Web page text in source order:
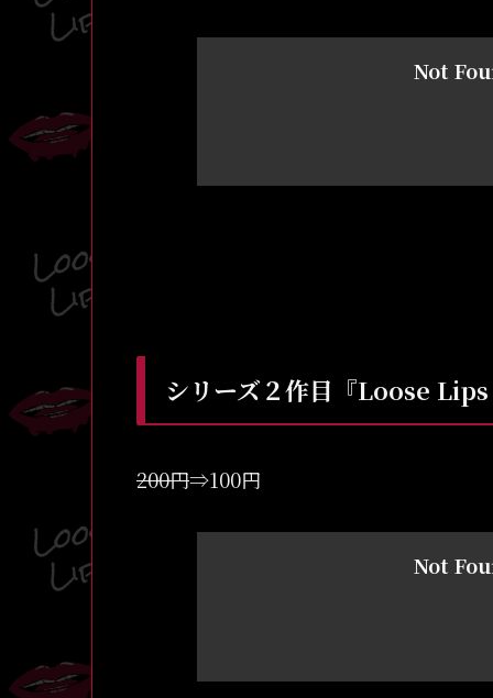
Not
シリーズ２作目『Loose
200円⇒100円
Not